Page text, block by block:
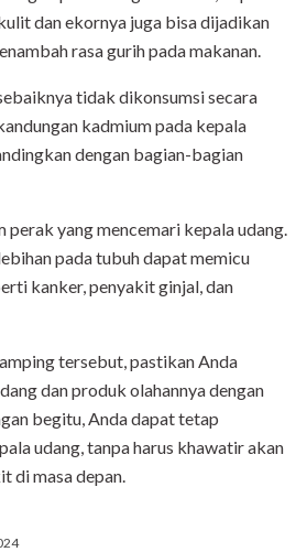
dan ekornya juga bisa dijadikan
rasa gurih pada makanan.
tidak dikonsumsi secara
kadmium pada kepala
dengan bagian-bagian
perak yang mencemari kepala udang.
pada tubuh dapat memicu
kanker, penyakit ginjal, dan
tersebut, pastikan Anda
dan produk olahannya dengan
begitu, Anda dapat tetap
udang, tanpa harus khawatir akan
di masa depan.